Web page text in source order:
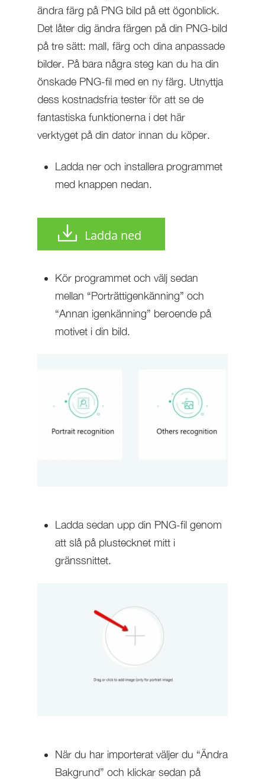
ändra färg på PNG bild på ett ögonblick.
Det låter dig ändra färgen på din PNG-bild
på tre sätt: mall, färg och dina anpassade
bilder. På bara några steg kan du ha din
önskade PNG-fil med en ny färg. Utnyttja
dess kostnadsfria tester för att se de
fantastiska funktionerna i det här
verktyget på din dator innan du köper.
Ladda ner och installera programmet
med knappen nedan.
Ladda ned
Kör programmet och välj sedan
mellan “Porträttigenkänning” och
“Annan igenkänning” beroende på
motivet i din bild.
Ladda sedan upp din PNG-fil genom
att slå på plustecknet mitt i
gränssnittet.
När du har importerat väljer du “Ändra
Bakgrund” och klickar sedan på